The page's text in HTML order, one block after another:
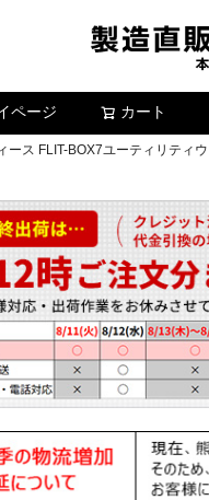
ページ カート
ース FLIT-BOX7ユーティリテ